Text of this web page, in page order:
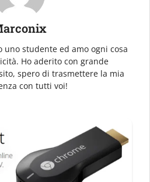
uno studente ed amo ogni cosa
Ho aderito con grande
spero di trasmettere la mia
con tutti voi!